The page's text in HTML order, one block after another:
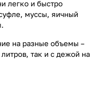
легко и быстро
муссы, яичный
на разные объемы –
так и с дежой на